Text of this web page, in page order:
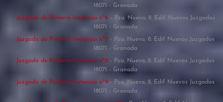
18071 - Granada
Juzgado de Primera Instancia nº6 - Pza. Nueva, 8. Edif Nuevos Juzgados
18071 - Granada
Juzgado de Primera Instancia nº7 - Pza. Nueva, 8. Edif Nuevos Juzgados
18071 - Granada
Juzgado de Primera Instancia nº8 - Pza. Nueva, 8. Edif Nuevos Juzgados
18071 - Granada
Juzgado de Primera Instancia nº9 - Pza. Nueva, 8. Edif Nuevos Juzgados
18071 - Granada